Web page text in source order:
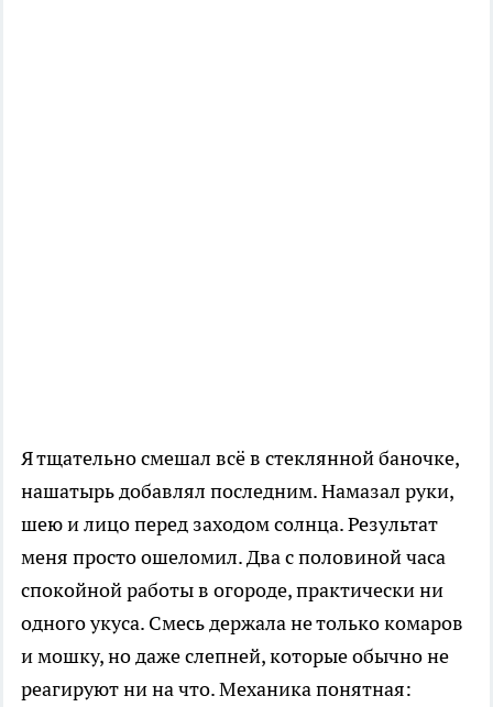
Я тщательно смешал всё в стеклянной баночке,
нашатырь добавлял последним. Намазал руки,
шею и лицо перед заходом солнца. Результат
меня просто ошеломил. Два с половиной часа
спокойной работы в огороде, практически ни
одного укуса. Смесь держала не только комаров
и мошку, но даже слепней, которые обычно не
реагируют ни на что. Механика понятная: